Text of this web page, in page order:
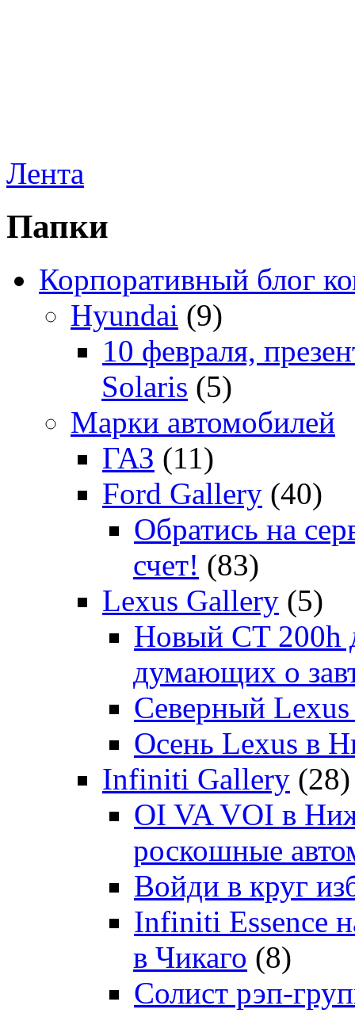
Лента
Папки
Корпоративный блог
Hyundai (9)
10 февраля,
Solaris (5)
Марки автомобилей
ГАЗ (11)
Ford Gallery (40)
Обратись на
счет! (83)
Lexus Gallery (5)
Новый CT 200h
думающих о
Северный Lexus
Осень Lexus в
Infiniti Gallery (28)
OI VA VOI в
роскошные
Войди в круг
Infiniti Essence
в Чикаго (8)
Солист рэп-